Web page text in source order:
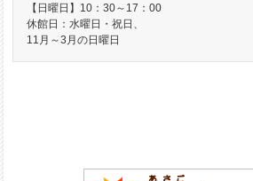
【日曜日】10：30～17：00
休館日：水曜日・祝日、
11月～3月の日曜日